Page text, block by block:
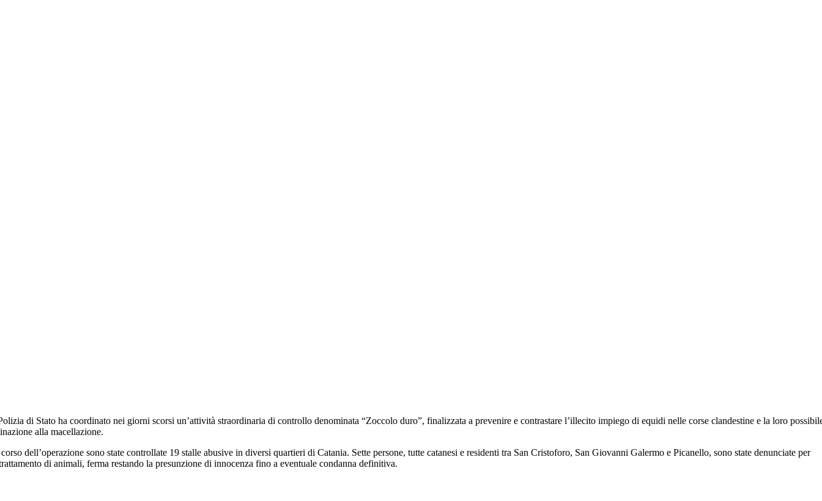
di Stato ha coordinato nei giorni scorsi un’attività straordinaria di controllo denominata “Zoccolo duro”, finalizzata a prevenire e contrastare l’illecito impiego di equidi nelle corse clandestine e la loro
alla macellazione.
dell’operazione sono state controllate 19 stalle abusive in diversi quartieri di Catania. Sette persone, tutte catanesi e residenti tra San Cristoforo, San Giovanni Galermo e Picanello, sono state denunciate per
di animali, ferma restando la presunzione di innocenza fino a eventuale condanna definitiva.